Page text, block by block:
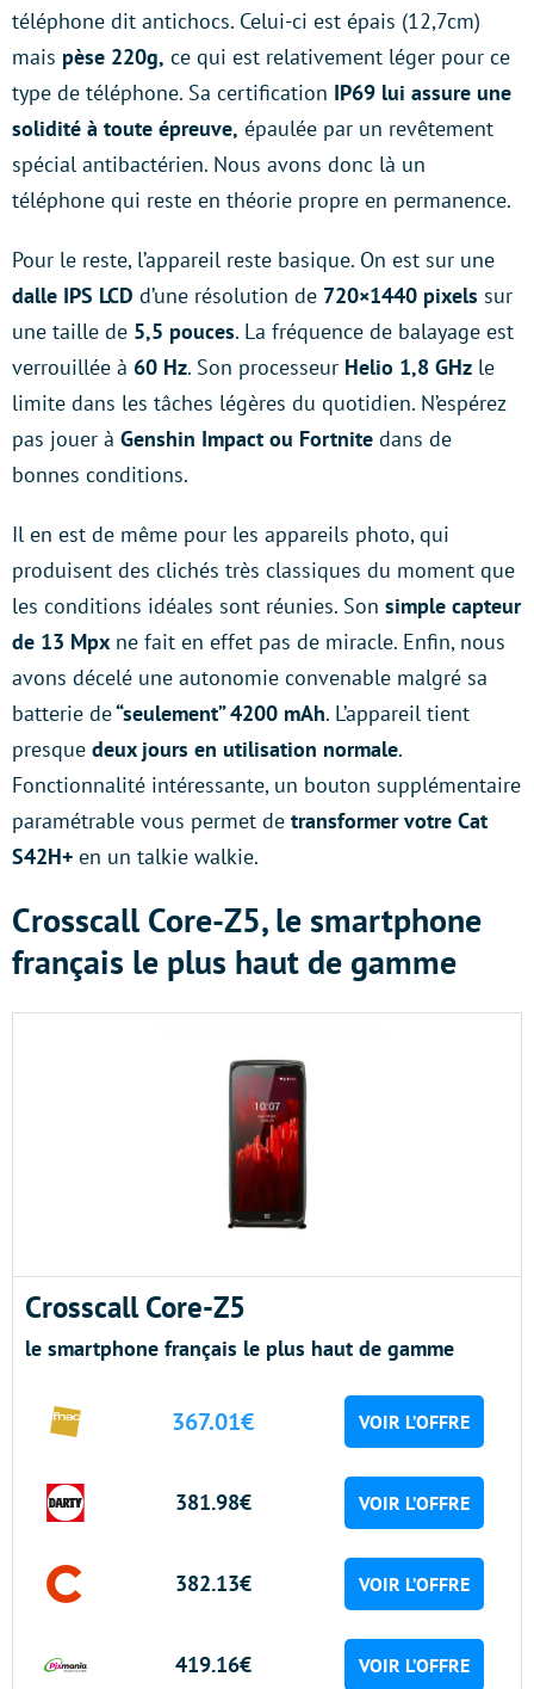
téléphone dit antichocs. Celui-ci est épais (12,7cm)
mais pèse 220g, ce qui est relativement léger pour ce
type de téléphone. Sa certification IP69 lui assure une
solidité à toute épreuve, épaulée par un revêtement
spécial antibactérien. Nous avons donc là un
téléphone qui reste en théorie propre en permanence.
Pour le reste, l’appareil reste basique. On est sur une
dalle IPS LCD d’une résolution de 720×1440 pixels sur
une taille de 5,5 pouces. La fréquence de balayage est
verrouillée à 60 Hz. Son processeur Helio 1,8 GHz le
limite dans les tâches légères du quotidien. N’espérez
pas jouer à Genshin Impact ou Fortnite dans de
bonnes conditions.
Il en est de même pour les appareils photo, qui
produisent des clichés très classiques du moment que
les conditions idéales sont réunies. Son simple capteur
de 13 Mpx ne fait en effet pas de miracle. Enfin, nous
avons décelé une autonomie convenable malgré sa
batterie de“seulement” 4200 mAh. L’appareil tient
presque deux jours en utilisation normale.
Fonctionnalité intéressante, un bouton supplémentaire
paramétrable vous permet de transformer votre Cat
S42H+ en un talkie walkie.
Crosscall Core-Z5, le smartphone
français le plus haut de gamme
Crosscall Core-Z5
le smartphone français le plus haut de gamme
367.01€ VOIR L’OFFRE
381.98€ VOIR L’OFFRE
382.13€ VOIR L’OFFRE
419.16€ VOIR L’OFFRE